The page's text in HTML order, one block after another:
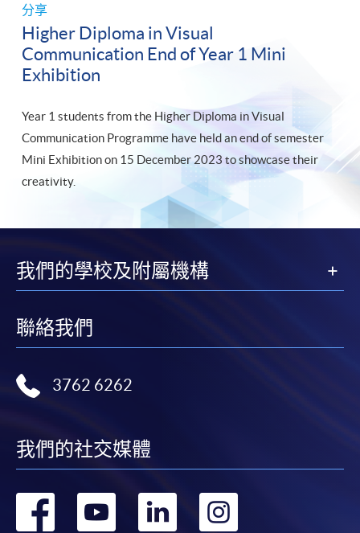
分享
Higher Diploma in Visual
Communication End of Year 1 Mini
Exhibition
Year 1 students from the Higher Diploma in Visual
Communication Programme have held an end of semester
Mini Exhibition on 15 December 2023 to showcase their
creativity.
我們的學校及附屬機構
聯絡我們
3762 6262
我們的社交媒體
轉
轉
轉